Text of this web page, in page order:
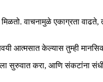
वाचनामुळे एकाग्रता
आत्मसात केल्यास तुम्ही
सुरुवात करा, आणि संकटांना संधी